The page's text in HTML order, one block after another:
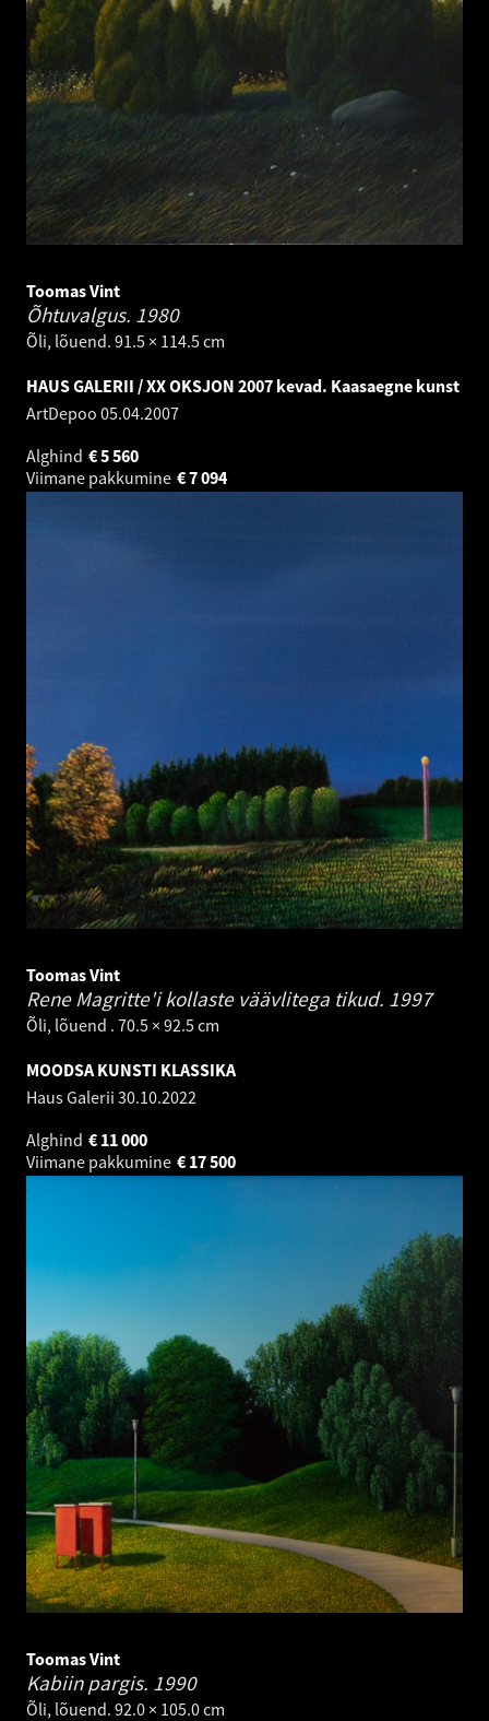
Toomas Vint
Õhtuvalgus. 1980
Õli, lõuend. 91.5 × 114.5 cm
HAUS GALERII / XX OKSJON 2007 kevad. Kaasaegne kunst
ArtDepoo 05.04.2007
Alghind
5 560
€
Viimane pakkumine
7 094
€
Toomas Vint
Rene Magritte'i kollaste väävlitega tikud. 1997
Õli, lõuend . 70.5 × 92.5 cm
MOODSA KUNSTI KLASSIKA
Haus Galerii 30.10.2022
Alghind
11 000
€
Viimane pakkumine
17 500
€
Toomas Vint
Kabiin pargis. 1990
Õli, lõuend. 92.0 × 105.0 cm